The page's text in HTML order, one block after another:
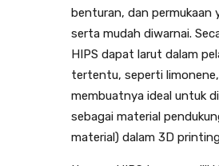
benturan, dan permukaan
serta mudah diwarnai.
HIPS dapat larut dalam
tertentu, seperti
membuatnya ideal untuk
sebagai material
material) dalam 3D